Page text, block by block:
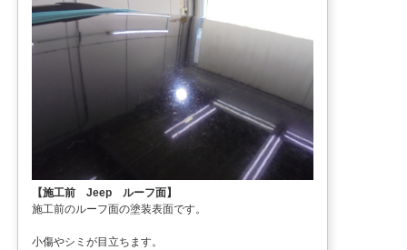
【施工前 Jeep ルーフ面】
施工前のルーフ面の塗装表面です。
小傷やシミが目立ちます。